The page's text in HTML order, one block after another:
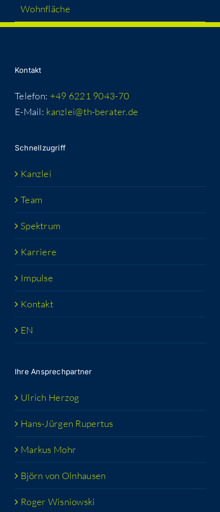
Wohnfläche
Kon­takt
Telefon: +49 6221 9043-70
E-Mail: kanzlei@th-berater.de
Schnell­zu­griff
Kanz­lei
Team
Spek­trum
Kar­rie­re
Impul­se
Kon­takt
EN
Ihre Ansprech­part­ner
Ulrich Her­zog
Hans-Jür­­gen Rupertus
Mar­kus Mohr
Björn von Olnhausen
Roger Wis­niow­ski